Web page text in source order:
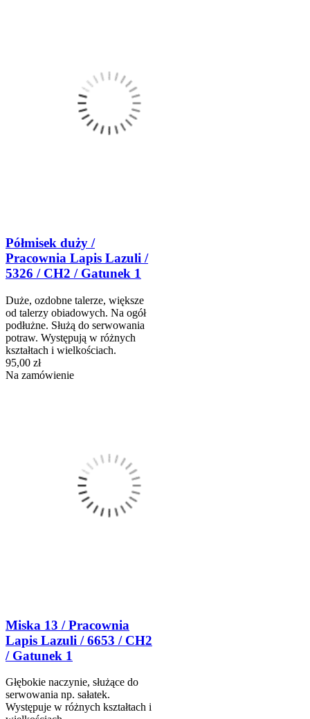
Półmisek duży /
Pracownia Lapis Lazuli /
5326 / CH2 / Gatunek 1
Duże, ozdobne talerze, większe
od talerzy obiadowych. Na ogół
podłużne. Służą do serwowania
potraw. Występują w różnych
kształtach i wielkościach.
95,00 zł
Na zamówienie
Miska 13 / Pracownia
Lapis Lazuli / 6653 / CH2
/ Gatunek 1
Głębokie naczynie, służące do
serwowania np. sałatek.
Występuje w różnych kształtach i